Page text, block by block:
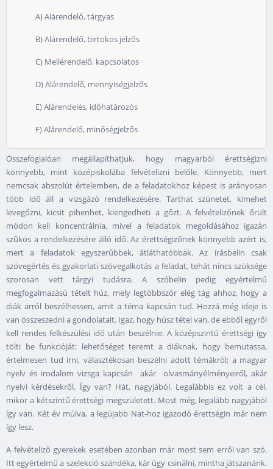
A) Alárendelő, tárgyas
B) Alárendelő, birtokos jelzős
C) Mellérendelő, kapcsolatos
D) Alárendelő, mennyiségjelzős
E) Alárendelés, időhatározós
F) Alárendelő, minőségjelzős
Összefoglalóan megállapíthatjuk, hogy magyarból érettségizni
könnyebb, mint középiskolába felvételizni belőle. Könnyebb, mert
nemcsak abszolút értelemben, de a feladatokhoz képest is arányosan
több idő áll a vizsgázó rendelkezésére. Tarthat szünetet, kimehet
levegőzni, kicsit pihenhet, kiengedheti a gőzt. A felvételizőnek őrült
módon kell koncentrálnia, mivel a feladatok megoldásához igazán
szűkös a rendelkezésére álló idő. Az érettségizőnek könnyebb azért is,
mert a feladatok egyszerűbbek, átláthatóbbak. Az írásbelin csak
szövegértés és gyakorlati szövegalkotás a feladat, tehát nincs szüksége
szorosan vett tárgyi tudásra. A szóbelin pedig egyértelmű
megfogalmazású tételt húz, mely legtöbbször elég tág ahhoz, hogy a
diák arról beszélhessen, amit a téma kapcsán tud. Hozzá még ideje is
van összeszedni a gondolatait. Igaz, hogy húsz tétel van, de ebből egyről
kell rendes felkészülési idő után beszélnie. A középszintű érettségi így
tölti be funkcióját: lehetőséget teremt a diáknak, hogy bemutassa,
értelmesen tud írni, választékosan beszélni adott témákról; a magyar
nyelv és irodalom vizsga kapcsán akár olvasmányélményeiről, akár
nyelvi kérdésekről. Így van? Hát, nagyjából. Legalábbis ez volt a cél,
mikor a kétszintű érettségi megszületett. Most még, legalább nagyjából
így van. Két év múlva, a legújabb Nat-hoz igazodó érettségin már nem
így lesz.
A felvételiző gyerekek esetében azonban már most sem erről van szó.
Itt egyértelmű a szelekció szándéka, kár úgy csinálni, mintha játszanánk.